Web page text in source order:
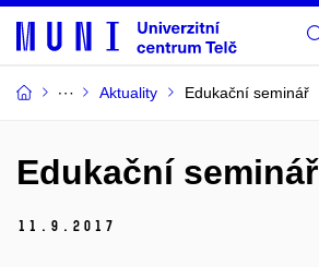
Aktuality Edukační seminář
Edukační seminář
11. 9. 2017